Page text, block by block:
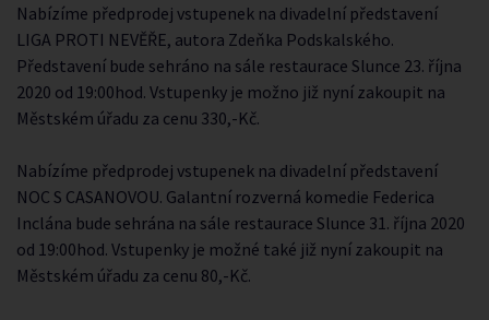
Nabízíme předprodej vstupenek na divadelní představení
LIGA PROTI NEVĚŘE, autora Zdeňka Podskalského.
Představení bude sehráno na sále restaurace Slunce 23. října
2020 od 19:00hod. Vstupenky je možno již nyní zakoupit na
Městském úřadu za cenu 330,-Kč.
Nabízíme předprodej vstupenek na divadelní představení
NOC S CASANOVOU. Galantní rozverná komedie Federica
Inclána bude sehrána na sále restaurace Slunce 31. října 2020
od 19:00hod. Vstupenky je možné také již nyní zakoupit na
Městském úřadu za cenu 80,-Kč.